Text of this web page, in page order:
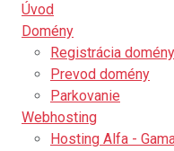
Úvod
Domény
Registrácia domény
Prevod domény
Parkovanie
Webhosting
Hosting Alfa -